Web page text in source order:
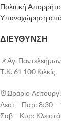
Πολιτική
Υπαναχώρηση από
ΔΙΕΥΘΥΝΣΗ
📌Αγ. Παντελεήμων
Τ.Κ. 61 100 Κιλκίς
⏰Ωράριο
Δευτ – Παρ: 8:30 –
Σαβ – Κυρ: Κλειστά